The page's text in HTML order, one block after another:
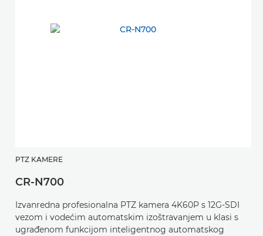
PTZ KAMERE
CR-N700
Izvanredna profesionalna PTZ kamera 4K60P s 12G-SDI
vezom i vodećim automatskim izoštravanjem u klasi s
ugrađenom funkcijom inteligentnog automatskog